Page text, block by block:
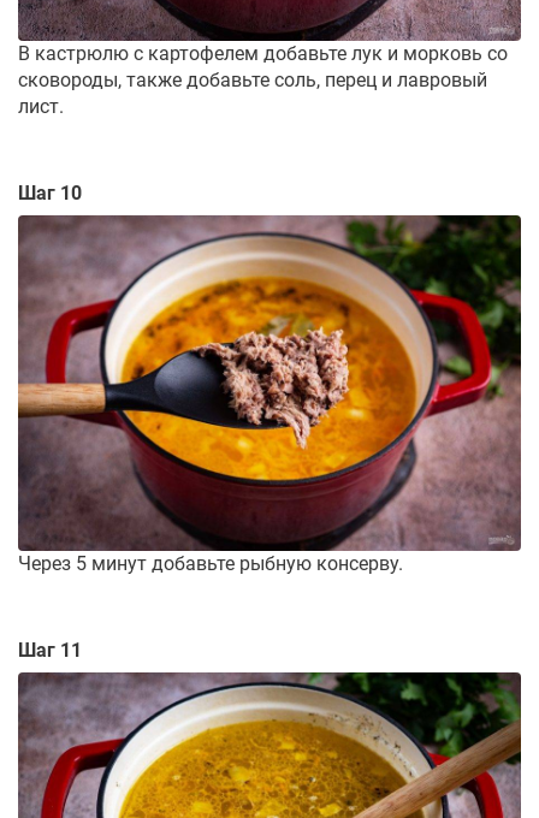
В кастрюлю с картофелем добавьте лук и морковь со
сковороды, также добавьте соль, перец и лавровый
лист.
Шаг 10
Через 5 минут добавьте рыбную консерву.
Шаг 11